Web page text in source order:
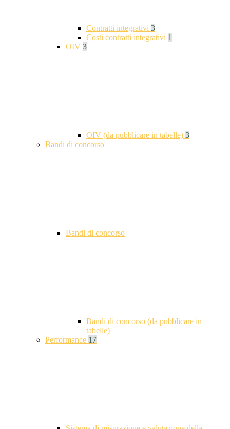
Contratti integrativi 3
Costi contratti integrativi 1
OIV 3
OIV (da pubblicare in tabelle) 3
Bandi di concorso
Bandi di concorso
Bandi di concorso (da pubblicare in
tabelle)
Performance 17